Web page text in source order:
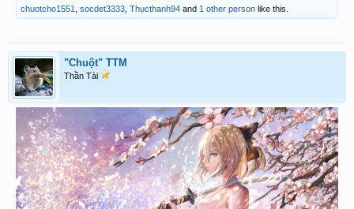
chuotcho1551 socdet3333 Thụcthanh94 and 1 other person like this.
"Chuột" TTM
Thần Tài